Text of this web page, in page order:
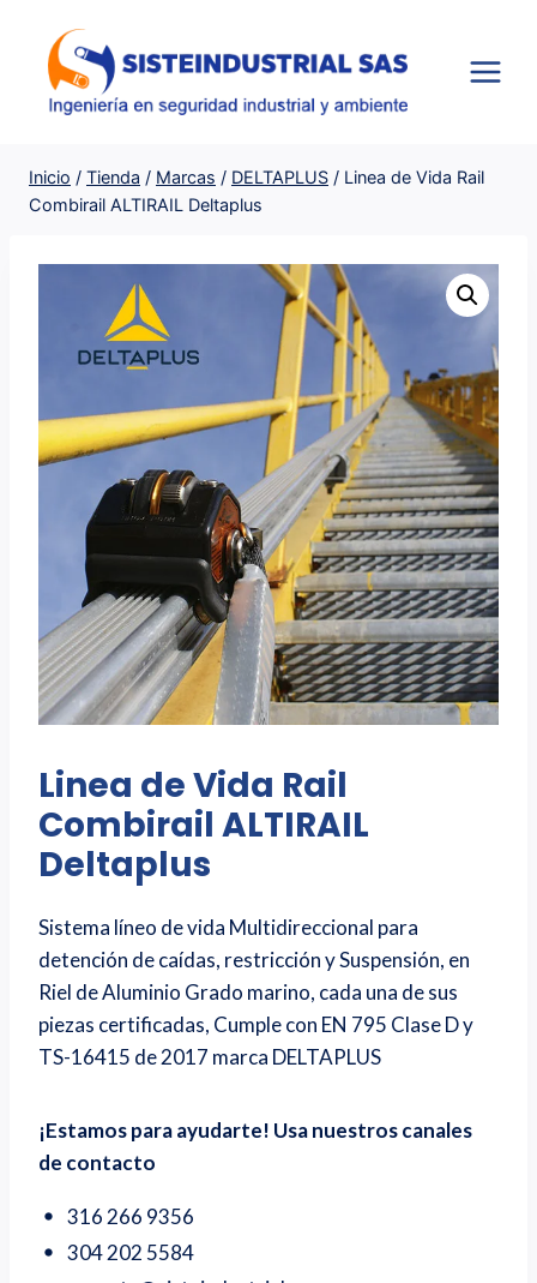
contenido
Inicio / Tienda / Marcas / DELTAPLUS / Linea de Vida Rail
Combirail ALTIRAIL Deltaplus
Linea de Vida Rail
Combirail ALTIRAIL
Deltaplus
Sistema líneo de vida Multidireccional para
detención de caídas, restricción y Suspensión, en
Riel de Aluminio Grado marino, cada una de sus
piezas certificadas, Cumple con EN 795 Clase D y
TS-16415 de 2017 marca DELTAPLUS
¡Estamos para ayudarte! Usa nuestros canales
de contacto
316 266 9356
304 202 5584